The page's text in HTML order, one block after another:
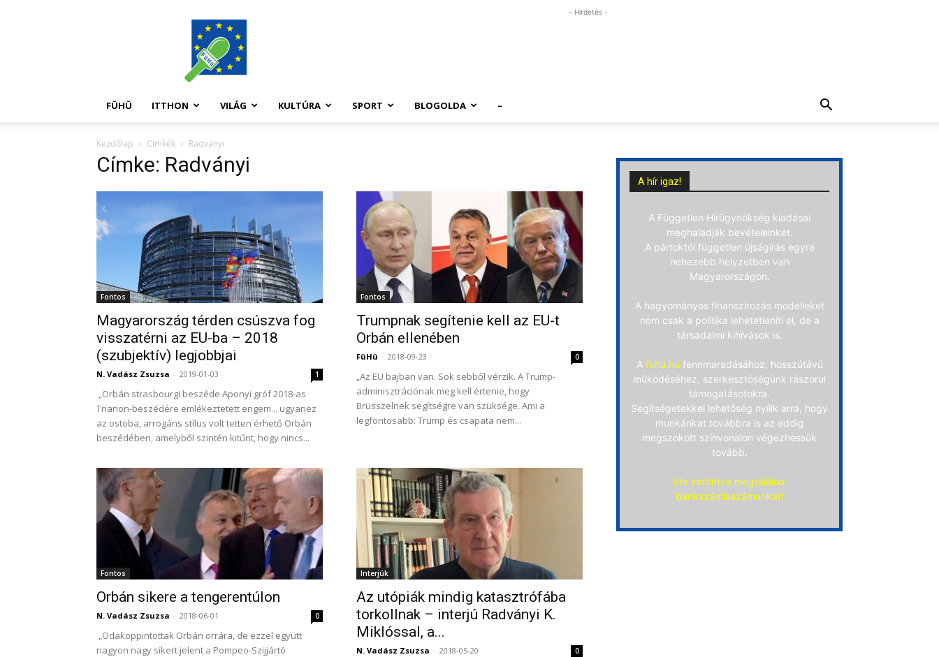
FüHü
- Hirdetés -
FÜHÜ ITTHON VILÁG KULTÚRA SPORT BLOGOLDA –
Kezdőlap Címkék Radványi
Címke: Radványi
Fontos
Magyarország térden csúszva fog
visszatérni az EU-ba – 2018
(szubjektív) legjobbjai
N. Vadász Zsuzsa - 2019-01-03 1
„Orbán strasbourgi beszéde Aponyi gróf 2018-as
Trianon-beszédére emlékeztetett engem... ugyanez
az ostoba, arrogáns stílus volt tetten érhető Orbán
beszédében, amelyből szintén kitűnt, hogy nincs...
Fontos
Trumpnak segítenie kell az EU-t
Orbán ellenében
FüHü - 2018-09-23 0
„Az EU bajban van. Sok sebből vérzik. A Trump-
adminisztrációnak meg kell értenie, hogy
Brüsszelnek segítségre van szüksége. Ami a
legfontosabb: Trump és csapata nem...
Fontos
Orbán sikere a tengerentúlon
N. Vadász Zsuzsa - 2018-06-01 0
„Odakoppintottak Orbán orrára, de ezzel együtt
nagyon nagy sikert jelent a Pompeo-Szijjártó
Interjúk
Az utópiák mindig katasztrófába
torkollnak – interjú Radványi K.
Miklóssal, a...
N. Vadász Zsuzsa - 2018-05-20 0
A hír igaz!
A Független Hírügynökség kiadásai
meghaladják bevételeinket.
A pártoktól független újságírás egyre
nehezebb helyzetben van
Magyarországon.
A hagyományos finanszírozás modelleket
nem csak a politika lehetetleníti el, de a
társadalmi kihívások is.
A fuhu.hu fennmaradásához, hosszútávú
működéséhez, szerkesztőségünk rászorul
támogatásotokra.
Segítségetekkel lehetőség nyílik arra, hogy
munkánkat továbbra is az eddig
megszokott színvonalon végezhessük
tovább.
Ide kattintva megtalálod
bankszámlaszámunkat!